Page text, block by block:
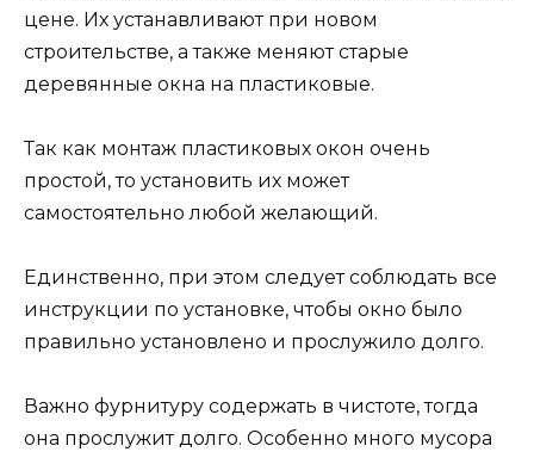
цене. Их устанавливают при новом
строительстве, а также меняют старые
деревянные окна на пластиковые.
Так как монтаж пластиковых окон очень
простой, то установить их может
самостоятельно любой желающий.
Единственно, при этом следует соблюдать все
инструкции по установке, чтобы окно было
правильно установлено и прослужило долго.
Важно фурнитуру содержать в чистоте, тогда
она прослужит долго. Особенно много мусора